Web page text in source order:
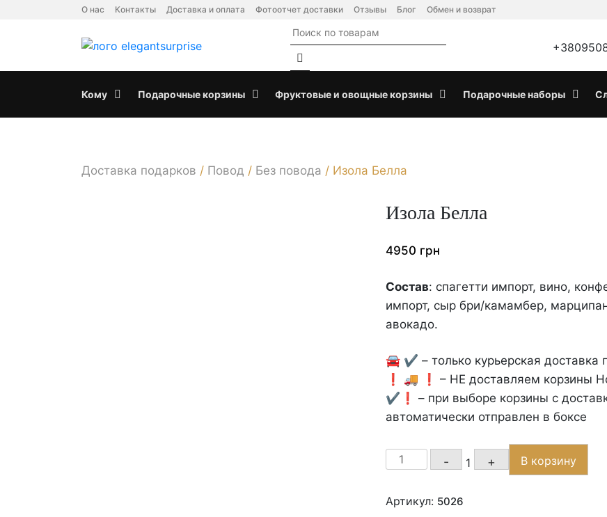
О нас Контакты Доставка и оплата Фотоотчет доставки Отзывы Блог Обмен и возврат
Кому Подарочные корзины Фруктовые и овощные корзины Подарочные наборы
Доставка подарков / Повод / Без повода / Изола Белла
Изола Белла
4950 грн
Состав: спагетти импорт, вино,
импорт, сыр бри/камамбер,
авокадо.
🚘 ✔️ – только курьерская доставка
❗️ 🚚 ❗️ – НЕ доставляем корзины
✔️❗️ – при выборе корзины с
автоматически отправлен в боксе
Quantity
- 1 + В корзину
Артикул: 5026